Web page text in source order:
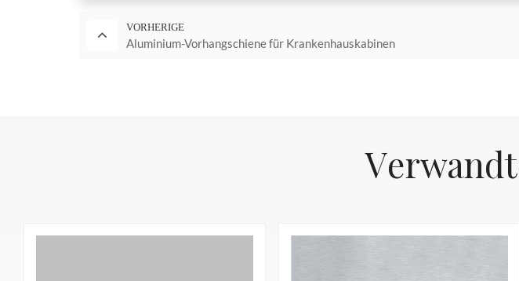
VORHERIGE
Aluminium-Vorhangschiene für Krankenhauskabinen